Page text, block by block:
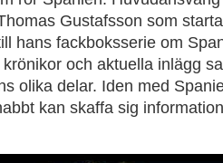
Gustafsson som
hans fackboksserie om
och aktuella inlägg
olika delar. Iden med
kan skaffa sig